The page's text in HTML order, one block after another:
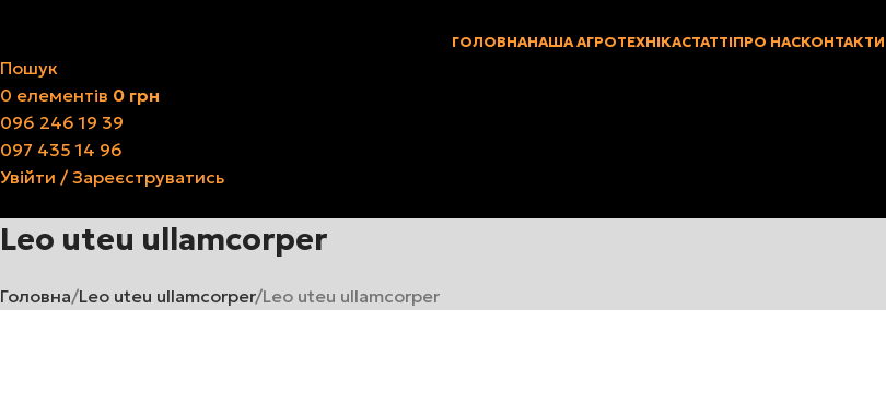
ГОЛОВНАНАША АГРОТЕХНІКАСТАТТІПРО НАСКОНТАКТИ
Пошук
0 елементів 0 грн
096 246 19 39
097 435 14 96
Увійти / Зареєструватись
Leo uteu ullamcorper
Головна Leo uteu ullamcorper Leo uteu ullamcorper